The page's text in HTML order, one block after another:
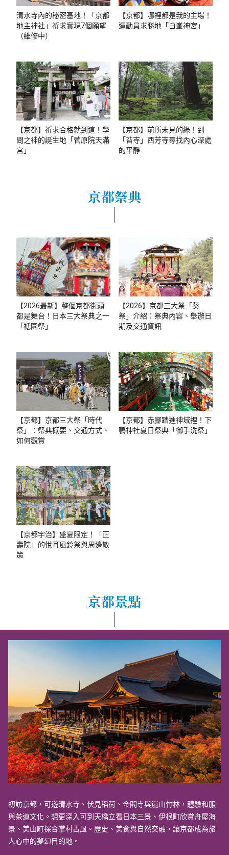
清水寺內的秘密基地！「京都
地主神社」祈求實現7個願望
（維修中）
【京都】哪裡都是我的主場！
運動員求勝地「白峯神宮」
【京都】祈求合格就到這！學
問之神的誕生地「菅原院天滿
宮」
【京都】前所未見的綠！到
「苔寺」西芳寺尋找內心深處
的平靜
京都祭典
【2026最新】整個京都街頭
都是舞台！日本三大祭典之一
「祗園祭」
【2026】京都三大祭「葵
祭」介紹：祭典內容、舉辦日
期及交通資訊
【京都】京都三大祭「時代
祭」：祭典概要、交通方式、
如何觀賞
【京都】赤腳踏進神域裡！下
鴨神社夏日祭典「御手洗祭」
【京都宇治】盛夏限定！「正
壽院」的悅耳風鈴祭與周邊散
策
京都景點
初訪京都，可遊清水寺、伏見稻荷、金閣寺與嵐山竹林，體驗和服
與茶道文化。想更深入可到天橋立看日本三景、伊根町欣賞舟屋海
景、美山町探合掌村古風。歷史、美食與自然交融，讓京都成為旅
人心中的夢幻目的地。